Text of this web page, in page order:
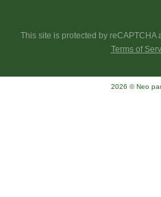
This site is protected by reCAPTCHA
Terms of
2026 © Neo